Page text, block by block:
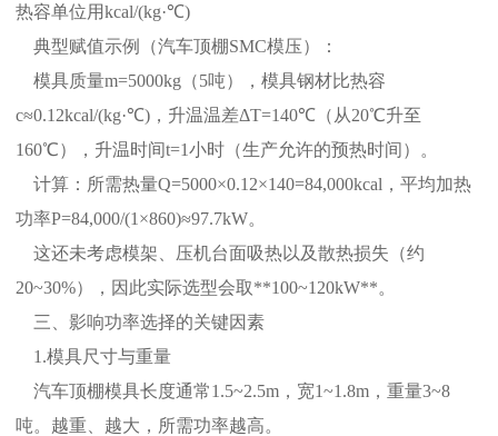
热容单位用kcal/(kg·℃)
典型赋值示例（汽车顶棚SMC模压）：
模具质量m=5000kg（5吨），模具钢材比热容
c≈0.12kcal/(kg·℃)，升温温差ΔT=140℃（从20℃升至
160℃），升温时间t=1小时（生产允许的预热时间）。
计算：所需热量Q=5000×0.12×140=84,000kcal，平均加热
功率P=84,000/(1×860)≈97.7kW。
这还未考虑模架、压机台面吸热以及散热损失（约
20~30%），因此实际选型会取**100~120kW**。
三、影响功率选择的关键因素
1.模具尺寸与重量
汽车顶棚模具长度通常1.5~2.5m，宽1~1.8m，重量3~8
吨。越重、越大，所需功率越高。